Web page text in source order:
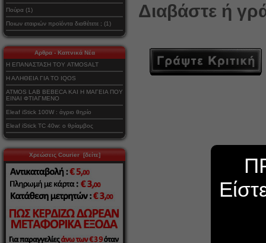
Πούρα (1)
Ποιων εταιριών προϊόντα διαθέτετε ; (1)
Αρθρα - Καπνικά Νέα
Η ΕΠΑΝΑΣΤΑΣΗ ΤΟΥ ATMOSALT
Η ΑΛΗΘΕΙΑ ΓΙΑ ΤΟ IQOS
ATMOS LAB BEBECA ΚΑΙ Η ΜΑΓΕΙΑ ΠΟΥ
ΕΙΝΑΙ ΦΤΙΑΓΜΕΝΟ
Eleaf iStick 100W : άγριο θηρίο
Eleaf iStick TC 40w: ο θρίαμβος
Χρεώσεις Courier [δείτε]
Διαβάστε ή